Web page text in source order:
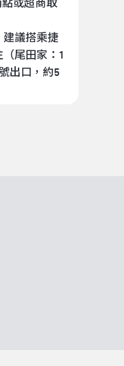
點或超商取
議搭乘捷
尾田家：1
出口，約5